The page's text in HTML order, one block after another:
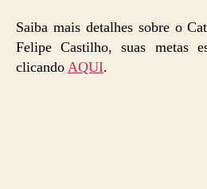
Saiba mais detalhes sobre o
Felipe Castilho, suas metas
clicandoAQUI.